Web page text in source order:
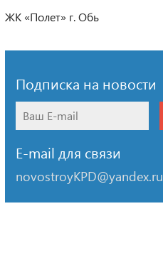
ЖК «Полет» г. Обь
Подписка на новости
E-mail для связи
novostroyKPD@yandex.ru